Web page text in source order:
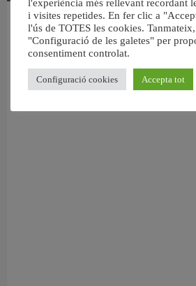
València reforma l’Escola Infantil Pardalets i
les aules
5 agost, 2026
l'experiència més rellevant recordant
i visites repetides. En fer clic a
l'ús de TOTES les cookies.
"Configuració de les galetes" per
consentiment controlat.
Configuració cookies Accepta tot